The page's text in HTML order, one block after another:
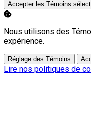
Accepter les Témoins
Nous utilisons des
expérience.
Réglage des Témoins
Lire nos politiques de